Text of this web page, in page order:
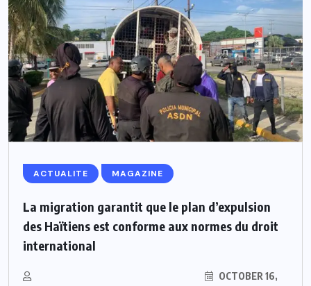
ACTUALITE MAGAZINE
La migration garantit que le plan d’expulsion
des Haïtiens est conforme aux normes du droit
international
OCTOBER 16,